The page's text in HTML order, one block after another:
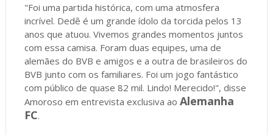
"Foi uma partida histórica, com uma atmosfera
incrível. Dedê é um grande ídolo da torcida pelos 13
anos que atuou. Vivemos grandes momentos juntos
com essa camisa. Foram duas equipes, uma de
alemães do BVB e amigos e a outra de brasileiros do
BVB junto com os familiares. Foi um jogo fantástico
com público de quase 82 mil. Lindo! Merecido!", disse
Amoroso em entrevista exclusiva ao Alemanha
FC.